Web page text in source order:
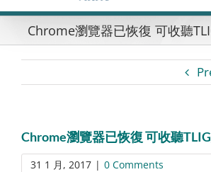
Chrome瀏覽器已恢復 可收聽
Chrome瀏覽器已恢復 可收聽
31 1 月, 2017 | 0 Comments